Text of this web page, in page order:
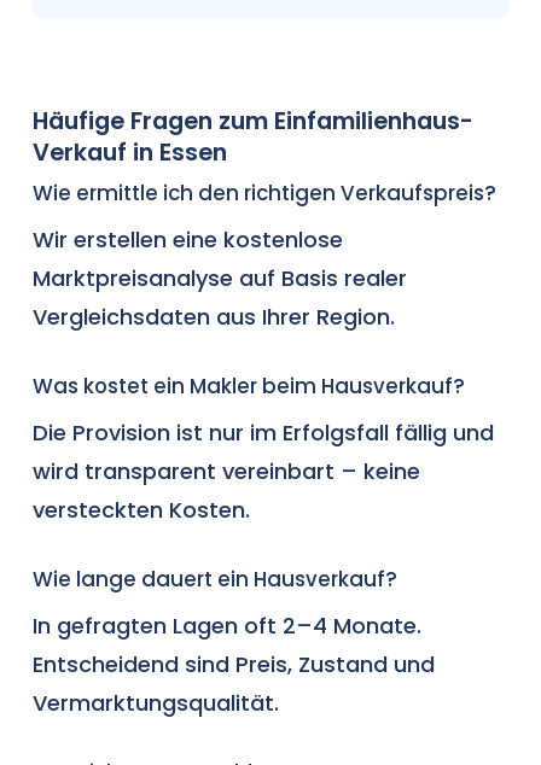
Häufige Fragen zum Einfamilienhaus-
Verkauf in Essen
Wie ermittle ich den richtigen Verkaufspreis?
Wir erstellen eine kostenlose
Marktpreisanalyse auf Basis realer
Vergleichsdaten aus Ihrer Region.
Was kostet ein Makler beim Hausverkauf?
Die Provision ist nur im Erfolgsfall fällig und
wird transparent vereinbart – keine
versteckten Kosten.
Wie lange dauert ein Hausverkauf?
In gefragten Lagen oft 2–4 Monate.
Entscheidend sind Preis, Zustand und
Vermarktungsqualität.